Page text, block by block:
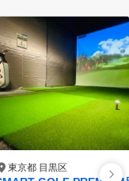
東京都 目黒区